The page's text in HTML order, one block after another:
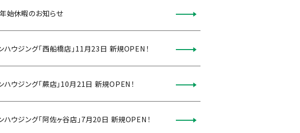
始休暇のお知らせ
ハウジング「西船橋店」11月23日 新規OPEN！
ハウジング「蕨店」10月21日 新規OPEN！
ハウジング「阿佐ヶ谷店」7月20日 新規OPEN！